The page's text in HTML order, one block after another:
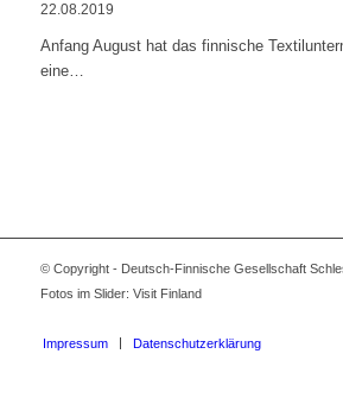
22.08.2019
Anfang August hat das finnische
eine…
© Copyright - Deutsch-Finnische Gesellschaft
Fotos im Slider: Visit Finland
Impressum Datenschutzerklärung